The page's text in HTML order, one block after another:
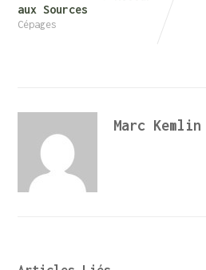
aux Sources
Cépages
Marc Kemlin